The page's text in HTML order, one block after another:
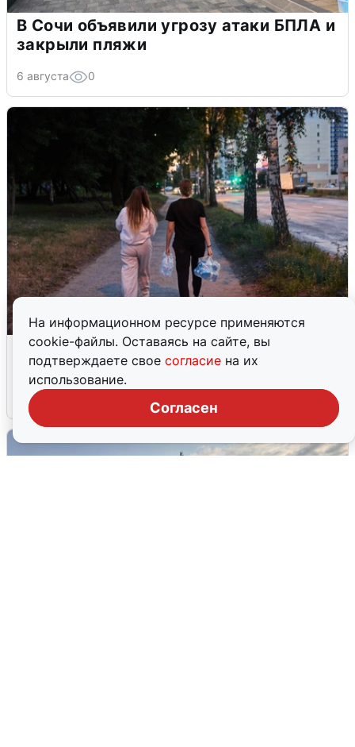
На информационном ресурсе применяются
cookie-файлы. Оставаясь на сайте, вы
подтверждаете свое согласие на их
использование.
Согласен
В Сочи объявили угрозу атаки БПЛА и
закрыли пляжи
6 августа 0
Опубликована карта отключений
воды в Воронеже
6 августа